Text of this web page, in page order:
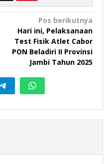
Pos berikutnya
Hari ini, Pelaksanaan
Test Fisik Atlet Cabor
PON Beladiri II Provinsi
Jambi Tahun 2025